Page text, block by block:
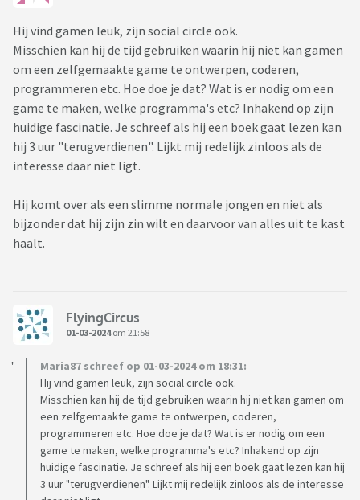
Hij vind gamen leuk, zijn social circle ook.
Misschien kan hij de tijd gebruiken waarin hij niet kan gamen
om een zelfgemaakte game te ontwerpen, coderen,
programmeren etc. Hoe doe je dat? Wat is er nodig om een
game te maken, welke programma's etc? Inhakend op zijn
huidige fascinatie. Je schreef als hij een boek gaat lezen kan
hij 3 uur "terugverdienen". Lijkt mij redelijk zinloos als de
interesse daar niet ligt.
Hij komt over als een slimme normale jongen en niet als
bijzonder dat hij zijn zin wilt en daarvoor van alles uit te kast
haalt.
FlyingCircus
01-03-2024om 21:58
Maria87 schreef op 01-03-2024 om 18:31:
Hij vind gamen leuk, zijn social circle ook.
Misschien kan hij de tijd gebruiken waarin hij niet kan gamen om
een zelfgemaakte game te ontwerpen, coderen,
programmeren etc. Hoe doe je dat? Wat is er nodig om een
game te maken, welke programma's etc? Inhakend op zijn
huidige fascinatie. Je schreef als hij een boek gaat lezen kan hij
3 uur "terugverdienen". Lijkt mij redelijk zinloos als de interesse